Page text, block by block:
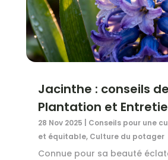
Jacinthe : conseils de
Plantation et
28 Nov 2025
Conseils pour une
et équitable, Culture du potager
Connue pour sa beauté